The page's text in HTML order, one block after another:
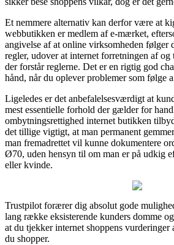
Et nemmere alternativ kan derfor være at
webbutikken er medlem af e-mærket,
angivelse af at online virksomheden følger
regler, udover at internet forretningen af og
der forstår reglerne. Det er en rigtig god
hånd, når du oplever problemer som følge
Ligeledes er det anbefalelsesværdigt at
mest essentielle forhold der gælder for
ombytningsrettighed internet butikken
det tillige vigtigt, at man permanent
man fremadrettet vil kunne dokumentere
Ø70, uden hensyn til om man er på udkig
eller kvinde.
Trustpilot forærer dig absolut gode
lang række eksisterende kunders domme
at du tjekker internet shoppens
du shopper.